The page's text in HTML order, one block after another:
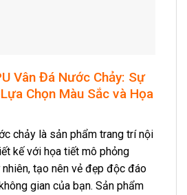
Vân Đá Nước Chảy: Sự
Chọn Màu Sắc và Họa
chảy là sản phẩm trang trí nội
kế với họa tiết mô phỏng
tạo nên vẻ đẹp độc đáo
gian của bạn. Sản phẩm